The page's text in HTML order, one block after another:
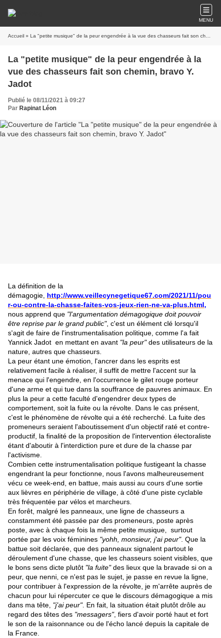
MENU
Accueil » La "petite musique" de la peur engendrée à la vue des chasseurs fait son chemin, bravo Y. Jadot
La "petite musique" de la peur engendrée à la
vue des chasseurs fait son chemin, bravo Y.
Jadot
Publié le 08/11/2021 à 09:27
Par Rapinat Léon
La définition de la
démagogie, http://www.veillecynegetique67.com/2021/11/pou
r-ou-contre-la-chasse-faites-vos-jeux-rien-ne-va-plus.html,
nous apprend que "l'argumentation démagogique doit pouvoir
être reprise par le grand public", c'est un élément clé lorsqu'il
s'agit de faire de l'instrumentalisation politique, comme l'a fait
Yannick Jadot en mettant en avant "la peur"des utilisateurs de la
nature, autres que chasseurs.
La peur étant une émotion, l'ancrer dans les esprits est
relativement facile à réaliser, il suffit de mettre l'accent sur la
menace qui l'engendre, en l'occurrence le gilet rouge porteur
d'une arme et qui tue dans la souffrance de pauvres animaux. En
plus la peur a cette faculté d'engendrer deux types de
comportement, soit la fuite ou la révolte. Dans le cas présent,
c'est le phénomène de révolte qui a été recherché. La fuite des
promeneurs seraient l'aboutissement d'un objectif raté et contre-
productif, la finalité de la proposition de l'intervention électoraliste
étant d'aboutir à l'interdiction pure et dure de la chasse par
l'activisme.
Combien cette instrumentalisation politique fustigeant la chasse
engendrant la peur fonctionne, nous l'avons malheureusement
vécu ce week-end, en battue, mais aussi au cours d'une sortie
aux lièvres en périphérie de village, à côté d'une piste cyclable
très fréquentée par vélos et marcheurs.
En forêt, malgré les panneaux, une ligne de chasseurs a
constamment été passée par des promeneurs, poste après
poste, avec à chaque fois la même petite musique, surtout
portée par les voix féminines "yohh, monsieur, j'ai peur". Que la
battue soit déclarée, que des panneaux signalent partout le
déroulement d'une chasse, que les chasseurs soient visibles, que
le bons sens dicte plutôt "la fuite"des lieux que la bravade si on a
peur, que nenni, ce n'est pas le sujet, je passe en revue la ligne,
pour contribuer à l'expression de la révolte, je m'arrête auprès de
chacun pour lui répercuter ce que le discours démagogique a mis
dans ma tête, "j'ai peur". En fait, la situation était plutôt drôle au
regard des têtes des "messagers", fiers d'avoir porté haut et fort
le son de la raisonnance ou de l'écho lancé depuis la capitale de
la France.